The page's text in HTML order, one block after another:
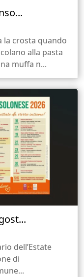
la crosta quando
alla pasta
muffa n...
dell’Estate
di